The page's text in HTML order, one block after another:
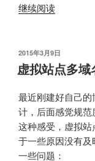
继续阅读
去
掉
分
类
目
前
缀
发
布
于
2015年3月9日
虚拟站点多
最近刚建好自己
计，后面感觉规
这种感受，虚拟
于一些原因没有
一些问题：